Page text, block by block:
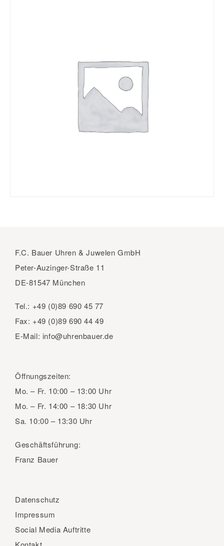
F.C. Bauer Uhren & Juwelen GmbH
Peter-Auzinger-Straße 11
DE-81547 München
Tel.: +49 (0)89 690 45 77
Fax: +49 (0)89 690 44 49
E-Mail: info@uhrenbauer.de
Öffnungszeiten:
Mo. – Fr. 10:00 – 13:00 Uhr
Mo. – Fr. 14:00 – 18:30 Uhr
Sa. 10:00 – 13:30 Uhr
Geschäftsführung:
Franz Bauer
Datenschutz
Impressum
Social Media Auftritte